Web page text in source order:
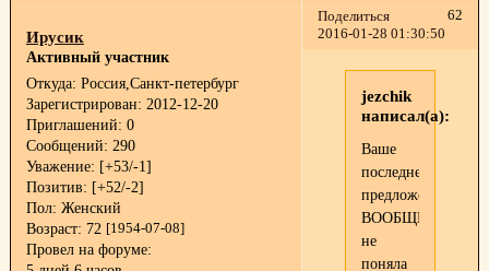
Поделиться
62
2016-01-28 01:30:50
Ирусик
Активный участник
Откуда: Россия,Санкт-петербург
Зарегистрирован: 2012-12-20
Приглашений: 0
Сообщений: 290
Уважение: [+53/-1]
Позитив: [+52/-2]
Пол: Женский
Возраст: 72 [1954-07-08]
Провел на форуме:
jezchik
написал(а):
Ваше
последнее
предложение
ВООБЩЕ
не
поняла